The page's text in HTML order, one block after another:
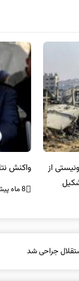
حماس
را تایید کرد
جراحی شد